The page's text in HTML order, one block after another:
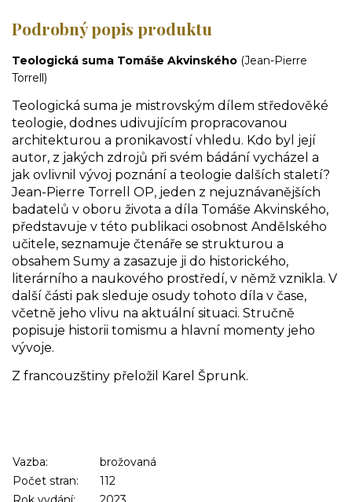
Podrobný popis produktu
Teologická suma Tomáše Akvinského (Jean-Pierre
Torrell)
Teologická suma je mistrovským dílem středověké
teologie, dodnes udivujícím propracovanou
architekturou a pronikavostí vhledu. Kdo byl její
autor, z jakých zdrojů při svém bádání vycházel a
jak ovlivnil vývoj poznání a teologie dalších staletí?
Jean-Pierre Torrell OP, jeden z nejuznávanějších
badatelů v oboru života a díla Tomáše Akvinského,
představuje v této publikaci osobnost Andělského
učitele, seznamuje čtenáře se strukturou a
obsahem Sumy a zasazuje ji do historického,
literárního a naukového prostředí, v němž vznikla. V
další části pak sleduje osudy tohoto díla v čase,
včetně jeho vlivu na aktuální situaci. Stručně
popisuje historii tomismu a hlavní momenty jeho
vývoje.
Z francouzštiny přeložil Karel Šprunk.
Vazba:
brožovaná
Počet stran:
112